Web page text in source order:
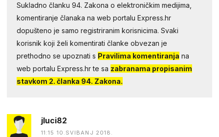
Sukladno članku 94. Zakona o elektroničkim medijima,
komentiranje članaka na web portalu Express.hr
dopušteno je samo registriranim korisnicima. Svaki
korisnik koji želi komentirati članke obvezan je
prethodno se upoznati s Pravilima komentiranja na
web portalu Express.hr te sa zabranama propisanim
stavkom 2. članka 94. Zakona.
jluci82
11:15 10.SVIBANJ 2018.